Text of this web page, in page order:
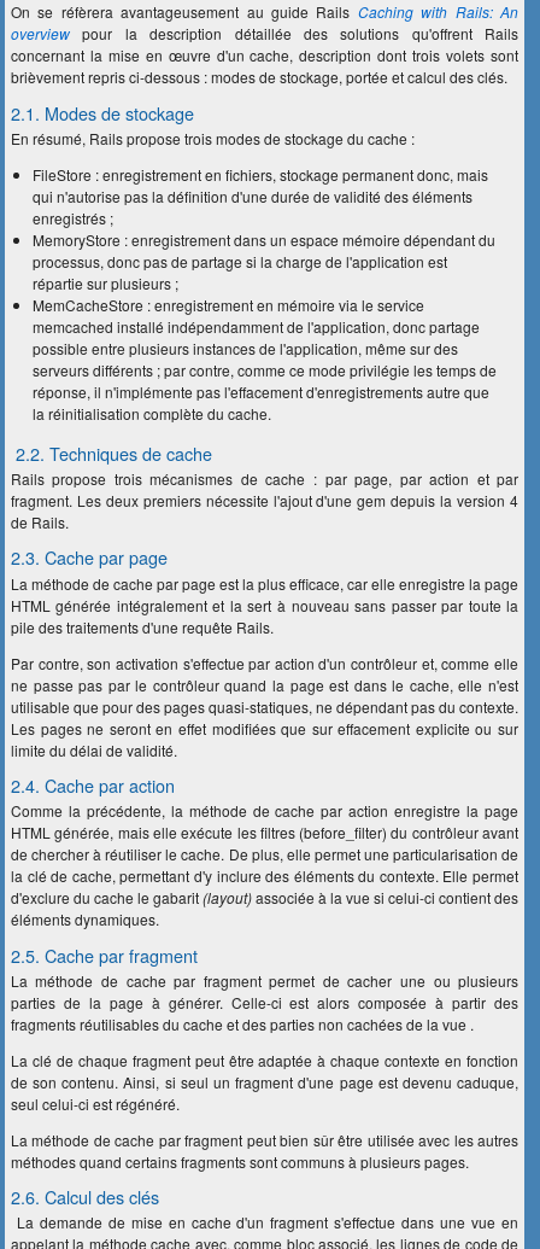
On se réfèrera avantageusement au guide Rails Caching with Rails: An
overviewpour la description détaillée des solutions qu'offrent Rails
concernant la mise en œuvre d'un cache, description dont trois volets sont
brièvement repris ci-dessous : modes de stockage, portée et calcul des clés.
2.1. Modes de stockage
En résumé, Rails propose trois modes de stockage du cache :
FileStore : enregistrement en fichiers, stockage permanent donc, mais
qui n'autorise pas la définition d'une durée de validité des éléments
enregistrés ;
MemoryStore : enregistrement dans un espace mémoire dépendant du
processus, donc pas de partage si la charge de l'application est
répartie sur plusieurs ;
MemCacheStore : enregistrement en mémoire via le service
memcached installé indépen­damment de l'application, donc partage
possible entre plusieurs instances de l'application, même sur des
serveurs différents ; par contre, comme ce mode privilégie les temps de
réponse, il n'implémente pas l'effacement d'enregistrements autre que
la réinitialisation complète du cache.
2.2. Techniques de cache
Rails propose trois mécanismes de cache : par page, par action et par
fragment. Les deux premiers nécessite l'ajout d'une gem depuis la version 4
de Rails.
2.3. Cache par page
La méthode de cache par page est la plus efficace, car elle enregistre la page
HTML générée intégralement et la sert à nouveau sans passer par toute la
pile des traitements d'une requête Rails.
Par contre, son activation s'effectue par action d'un contrôleur et, comme elle
ne passe pas par le contrôleur quand la page est dans le cache, elle n'est
utilisable que pour des pages quasi-statiques, ne dépendant pas du contexte.
Les pages ne seront en effet modifiées que sur effacement explicite ou sur
limite du délai de validité.
2.4. Cache par action
Comme la précédente, la méthode de cache par action enregistre la page
HTML générée, mais elle exécute les filtres (before_filter) du contrôleur avant
de chercher à réutiliser le cache. De plus, elle permet une particularisation de
la clé de cache, permettant d'y inclure des éléments du contexte. Elle permet
d'exclure du cache le gabarit(layout)associée à la vue si celui-ci contient des
éléments dynamiques.
2.5. Cache par fragment
La méthode de cache par fragment permet de cacher une ou plusieurs
parties de la page à générer. Celle-ci est alors composée à partir des
fragments réutilisables du cache et des parties non cachées de la vue .
La clé de chaque fragment peut être adaptée à chaque contexte en fonction
de son contenu. Ainsi, si seul un fragment d'une page est devenu caduque,
seul celui-ci est régénéré.
La méthode de cache par fragment peut bien sûr être utilisée avec les autres
méthodes quand certains fragments sont communs à plusieurs pages.
2.6. Calcul des clés
La demande de mise en cache d'un fragment s'effectue dans une vue en
appelant la méthode cache avec, comme bloc associé, les lignes de code de